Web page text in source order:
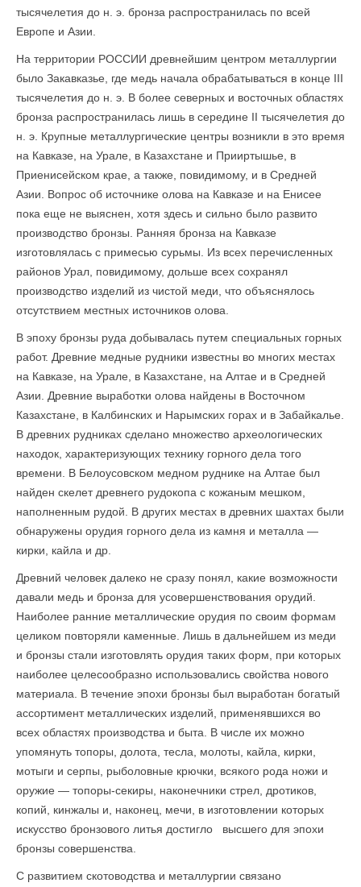
тысячелетия до н. э. бронза распространилась по всей
Европе и Азии.
На территории РОССИИ древнейшим центром металлургии
было Закавказье, где медь начала обрабатываться в конце III
тысячелетия до н. э. В более северных и восточных областях
бронза распространилась лишь в середине II тысячелетия до
н. э. Крупные металлургические центры возникли в это время
на Кавказе, на Урале, в Казахстане и Прииртышье, в
Приенисейском крае, а также, повидимому, и в Средней
Азии. Вопрос об источнике олова на Кавказе и на Енисее
пока еще не выяснен, хотя здесь и сильно было развито
производство бронзы. Ранняя бронза на Кавказе
изготовлялась с примесью сурьмы. Из всех перечисленных
районов Урал, повидимому, дольше всех сохранял
производство изделий из чистой меди, что объяснялось
отсутствием местных источников олова.
В эпоху бронзы руда добывалась путем специальных горных
работ. Древние медные рудники известны во многих местах
на Кавказе, на Урале, в Казахстане, на Алтае и в Средней
Азии. Древние выработки олова найдены в Восточном
Казахстане, в Калбинских и Нарымских горах и в Забайкалье.
В древних рудниках сделано множество археологических
находок, характеризующих технику горного дела того
времени. В Белоусовском медном руднике на Алтае был
найден скелет древнего рудокопа с кожаным мешком,
наполненным рудой. В других местах в древних шахтах были
обнаружены орудия горного дела из камня и металла —
кирки, кайла и др.
Древний человек далеко не сразу понял, какие возможности
давали медь и бронза для усовершенствования орудий.
Наиболее ранние металлические орудия по своим формам
целиком повторяли каменные. Лишь в дальнейшем из меди
и бронзы стали изготовлять орудия таких форм, при которых
наиболее целесообразно использовались свойства нового
материала. В течение эпохи бронзы был выработан богатый
ассортимент металлических изделий, применявшихся во
всех областях производства и быта. В числе их можно
упомянуть топоры, долота, тесла, молоты, кайла, кирки,
мотыги и серпы, рыболовные крючки, всякого рода ножи и
оружие — топоры-секиры, наконечники стрел, дротиков,
копий, кинжалы и, наконец, мечи, в изготовлении которых
искусство бронзового литья достигло высшего для эпохи
бронзы совершенства.
С развитием скотоводства и металлургии связано